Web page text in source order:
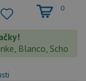
0
Blanco,